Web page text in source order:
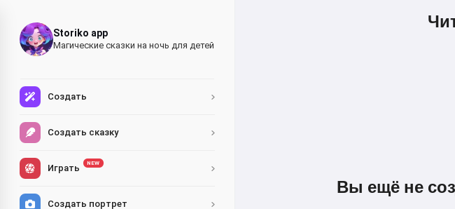
Storiko app
Магические сказки на ночь для детей
Создать
Создать сказку
Играть NEW
Создать портрет
Вы ещё не